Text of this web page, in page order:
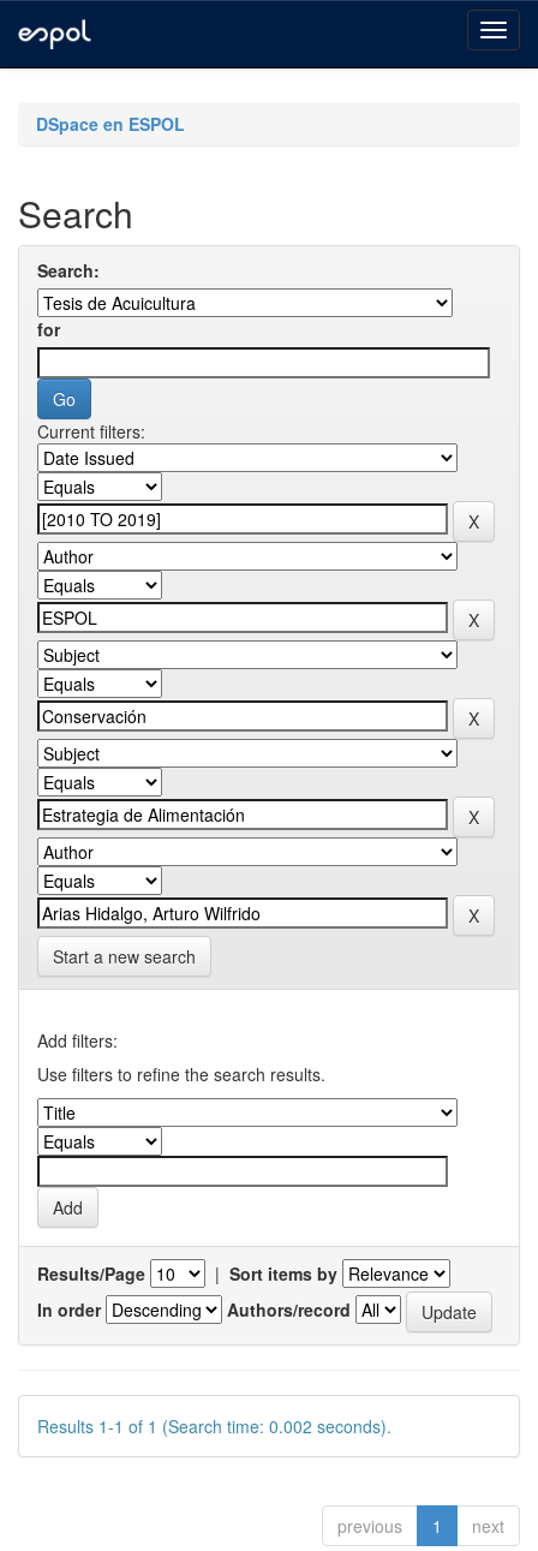
navigationDSpace en ESPOL
Search
Search:
for
Current filters:
Start a new search
Add filters:
Use filters to refine the search results.
Results/Page | Sort items by
In order
Authors/record
Results 1-1 of 1 (Search time: 0.002 seconds).
previous 1 next